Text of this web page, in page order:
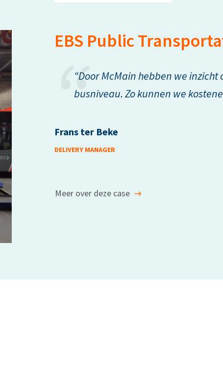
EBS Public
“Door McMain hebben we
busniveau. Zo kunnen we
Frans ter Beke
DELIVERY MANAGER
Meer over deze case